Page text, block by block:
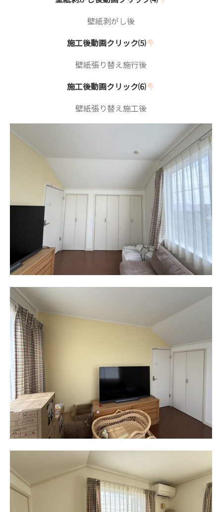
壁紙剥がし後
施工後動画クリック⑸
壁紙張り替え施行後
施工後動画クリック⑹
壁紙張り替え施工後